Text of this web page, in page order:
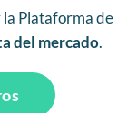
la Plataforma de
del mercado.